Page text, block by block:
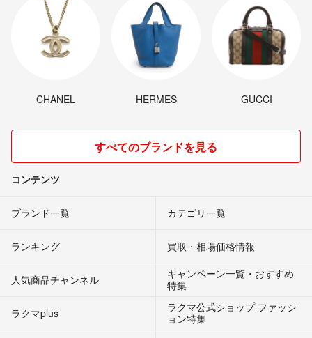
CHANEL HERMES GUCCI
すべてのブランドを見る
コンテンツ
ブランド一覧 カテゴリ一覧
ランキング 買取・相場価格情報
人気商品チャンネル
キャンペーン一覧・おすすめ
特集
ラクマplus
ラクマ公式ショップ ファッシ
ョン特集